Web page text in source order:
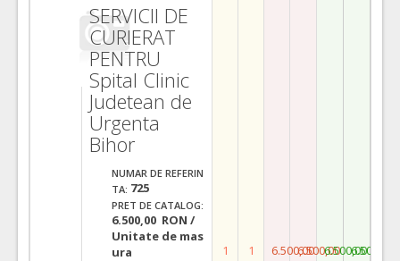
SERVICII DE
CURIERAT
PENTRU
Spital Clinic
Judetean de
Urgenta
Bihor
NUMAR DE REFERIN
TA: 725
PRET DE CATALOG:
6.500,00 RON /
Unitate de mas
ura
1 1 6.500,006.500,006.500,006.500,00